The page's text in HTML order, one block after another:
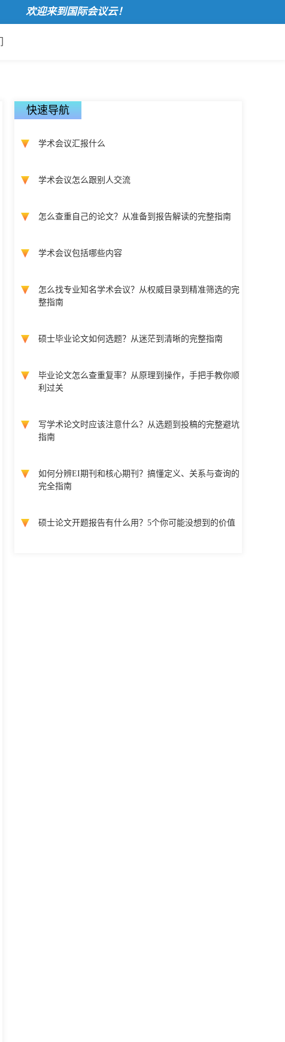
欢迎来到国际会议云！
快速导航
学术会议汇报什么
学术会议怎么跟别人交流
怎么查重自己的论文？从准备到报告解读的完整指南
学术会议包括哪些内容
怎么找专业知名学术会议？从权威目录到精准筛选的完
整指南
硕士毕业论文如何选题？从迷茫到清晰的完整指南
毕业论文怎么查重复率？从原理到操作，手把手教你顺
利过关
写学术论文时应该注意什么？从选题到投稿的完整避坑
指南
如何分辨EI期刊和核心期刊？搞懂定义、关系与查询的
完全指南
硕士论文开题报告有什么用？5个你可能没想到的价值